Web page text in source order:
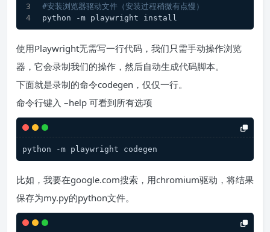
#安装浏览器驱动文件（安装过程稍微有点慢）
python -m playwright install
使用Playwright无需写一行代码，我们只需手动操作浏览
器，它会录制我们的操作，然后自动生成代码脚本。
下面就是录制的命令codegen，仅仅一行。
命令行键入 –help 可看到所有选项
python -m playwright codegen
比如，我要在google.com搜索，用chromium驱动，将结果
保存为my.py的python文件。